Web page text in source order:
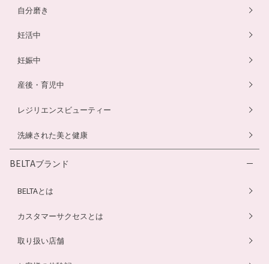
幼児食サービス
骨盤ベルト
自分磨き
妊活中
妊娠中
産後・育児中
レジリエンスビューティー
洗練された美と健康
BELTAブランド
BELTAとは
カスタマーサクセスとは
取り扱い店舗